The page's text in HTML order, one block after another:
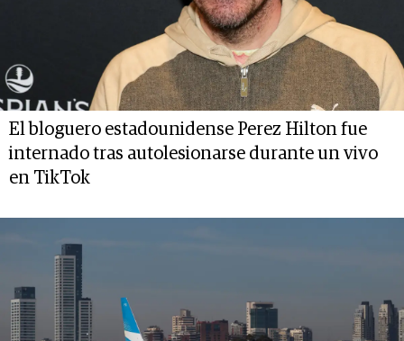
El bloguero estadounidense Perez Hilton fue
internado tras autolesionarse durante un vivo
en TikTok